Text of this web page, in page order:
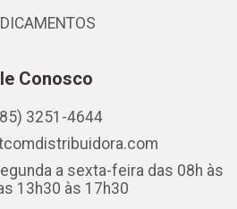
Conosco
3251-4644
a sexta-feira das 08h às
13h30 às 17h30